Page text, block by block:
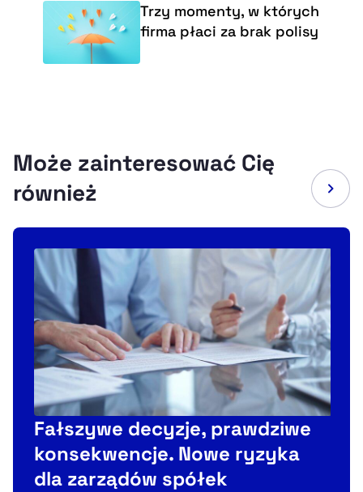
Trzy momenty, w których
firma płaci za brak polisy
Może zainteresować Cię
również
Fałszywe decyzje, prawdziwe
konsekwencje. Nowe ryzyka
dla zarządów spółek